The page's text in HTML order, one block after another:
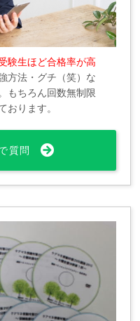
験生ほど合格率が高
方法・グチ（笑）な
もちろん回数無制限
おります。
質問